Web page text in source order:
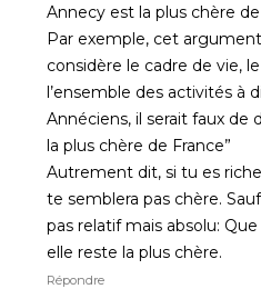
Annecy est la plus chère de
Par exemple, cet argument
considère le cadre de vie,
l’ensemble des activités à
Annéciens, il serait faux de
la plus chère de France”
Autrement dit, si tu es
te semblera pas chère.
pas relatif mais absolu:
elle reste la plus chère.
Répondre